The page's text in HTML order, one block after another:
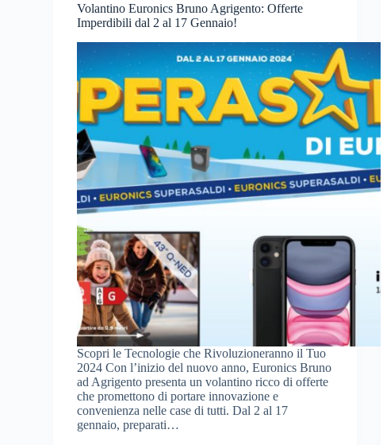
Volantino Euronics Bruno Agrigento: Offerte
Imperdibili dal 2 al 17 Gennaio!
Scopri le Tecnologie che Rivoluzioneranno il Tuo
2024 Con l’inizio del nuovo anno, Euronics Bruno
ad Agrigento presenta un volantino ricco di offerte
che promettono di portare innovazione e
convenienza nelle case di tutti. Dal 2 al 17
gennaio, preparati…